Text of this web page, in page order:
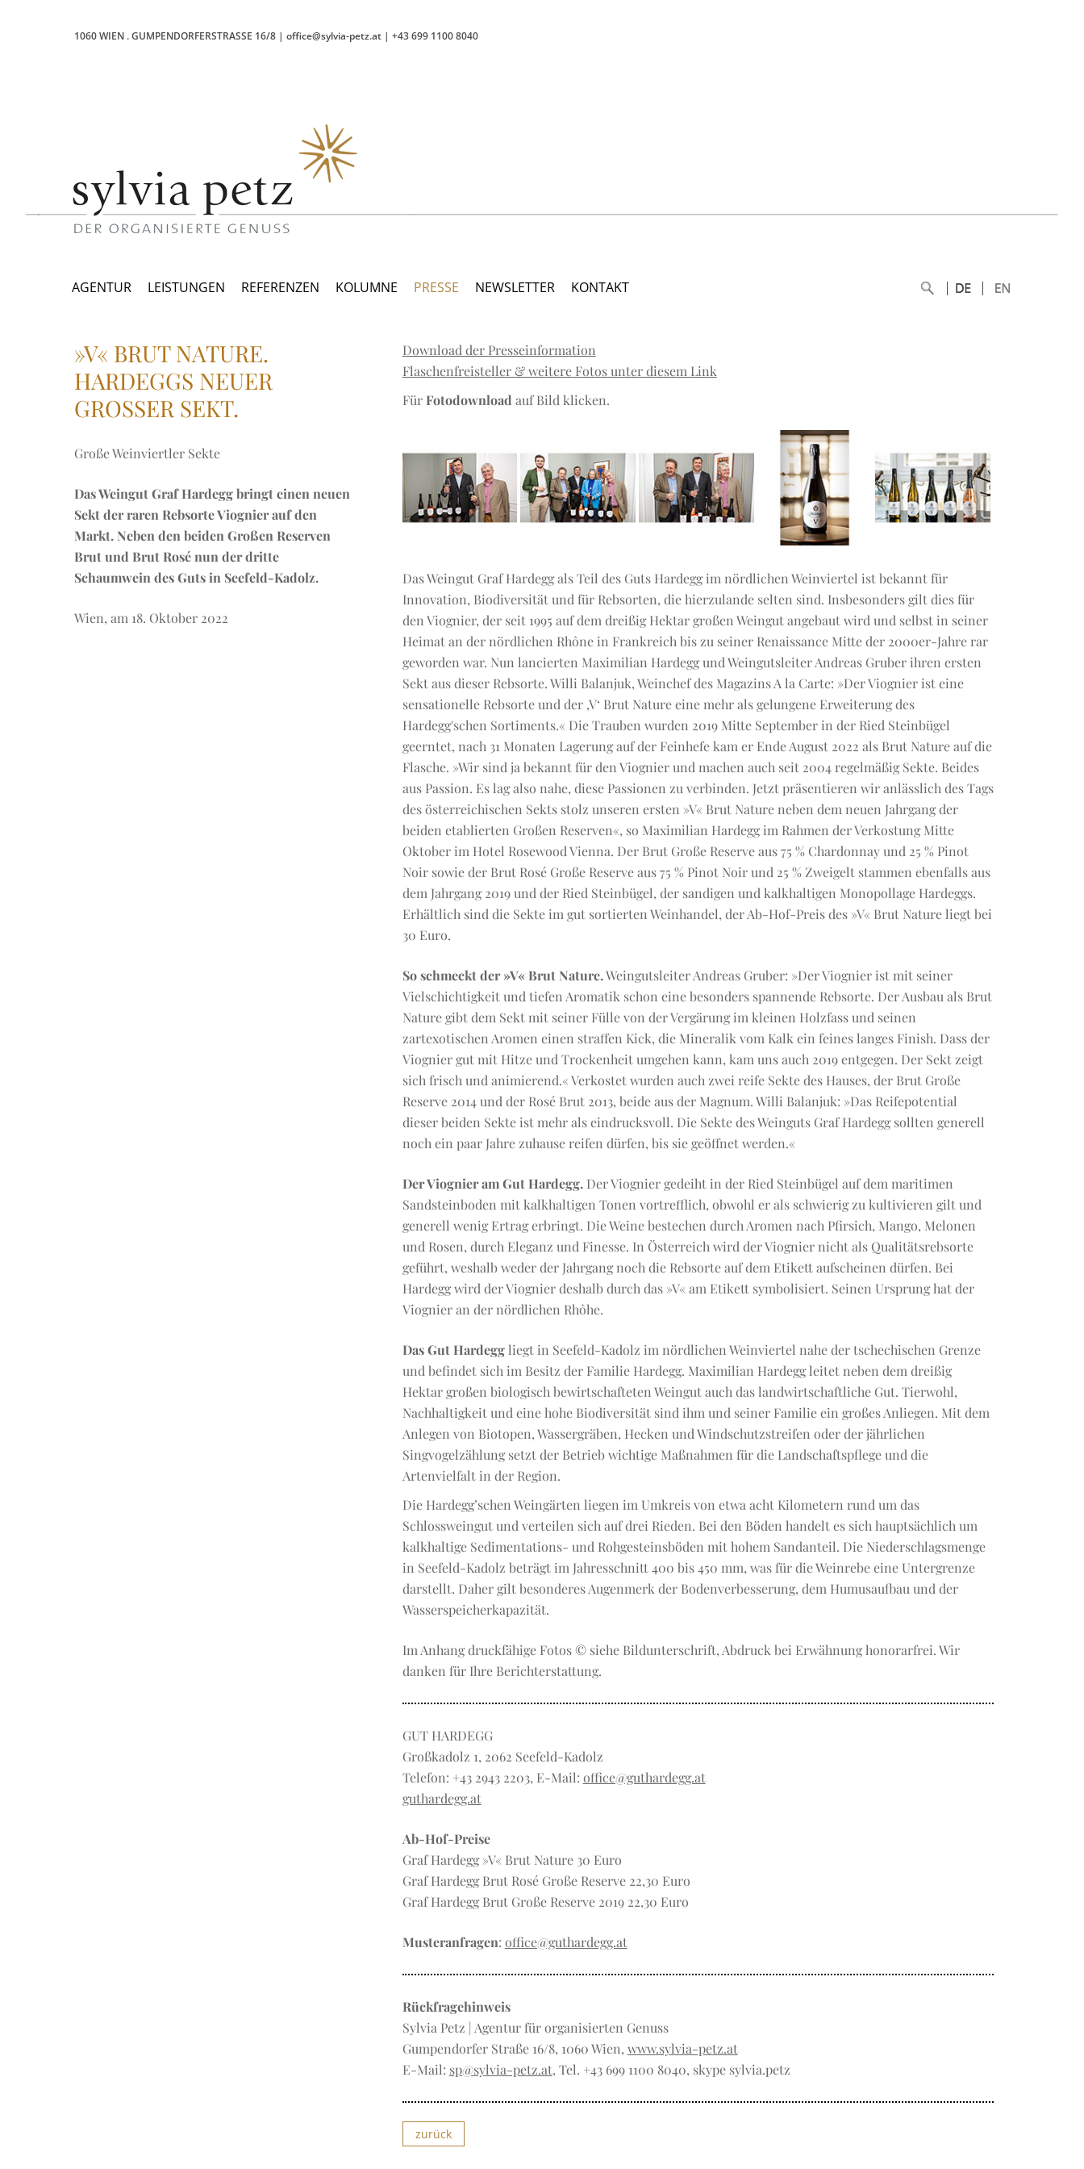
1060 WIEN .GUMPENDORFERSTRASSE 16/8 | office@sylvia-petz.at | +43 699 1100 8040
AGENTUR LEISTUNGEN REFERENZEN KOLUMNE PRESSE NEWSLETTER KONTAKT
»V« BRUT NATURE.
HARDEGGS NEUER
GROSSER SEKT.
Große Weinviertler Sekte
Das Weingut Graf Hardegg bringt einen neuen
Sekt der raren Rebsorte Viognier auf den
Markt. Neben den beiden Großen Reserven
Brut und Brut Rosé nun der dritte
Schaumwein des Guts in Seefeld-Kadolz.
Wien, am 18. Oktober 2022
Download der Presseinformation
Flaschenfreisteller & weitere Fotos unter diesem Link
Für Fotodownload auf Bild klicken.
Das Weingut Graf Hardegg als Teil des Guts Hardegg im nördlichen Weinviertel ist bekannt für
Innovation, Biodiversität und für Rebsorten, die hierzulande selten sind. Insbesonders gilt dies für
den Viognier, der seit 1995 auf dem dreißig Hektar großen Weingut angebaut wird und selbst in seiner
Heimat an der nördlichen Rhône in Frankreich bis zu seiner Renaissance Mitte der 2000er-Jahre rar
geworden war. Nun lancierten Maximilian Hardegg und Weingutsleiter Andreas Gruber ihren ersten
Sekt aus dieser Rebsorte. Willi Balanjuk, Weinchef des Magazins A la Carte: »Der Viognier ist eine
sensationelle Rebsorte und der ‚V‘ Brut Nature eine mehr als gelungene Erweiterung des
Hardegg'schen Sortiments.« Die Trauben wurden 2019 Mitte September in der Ried Steinbügel
geerntet, nach 31 Monaten Lagerung auf der Feinhefe kam er Ende August 2022 als Brut Nature auf die
Flasche. »Wir sind ja bekannt für den Viognier und machen auch seit 2004 regelmäßig Sekte. Beides
aus Passion. Es lag also nahe, diese Passionen zu verbinden. Jetzt präsentieren wir anlässlich des Tags
des österreichischen Sekts stolz unseren ersten »V« Brut Nature neben dem neuen Jahrgang der
beiden etablierten Großen Reserven«, so Maximilian Hardegg im Rahmen der Verkostung Mitte
Oktober im Hotel Rosewood Vienna. Der Brut Große Reserve aus 75 % Chardonnay und 25 % Pinot
Noir sowie der Brut Rosé Große Reserve aus 75 % Pinot Noir und 25 % Zweigelt stammen ebenfalls aus
dem Jahrgang 2019 und der Ried Steinbügel, der sandigen und kalkhaltigen Monopollage Hardeggs.
Erhältlich sind die Sekte im gut sortierten Weinhandel, der Ab-Hof-Preis des »V« Brut Nature liegt bei
30 Euro.
So schmeckt der »V« Brut Nature.Weingutsleiter Andreas Gruber: »Der Viognier ist mit seiner
Vielschichtigkeit und tiefen Aromatik schon eine besonders spannende Rebsorte. Der Ausbau als Brut
Nature gibt dem Sekt mit seiner Fülle von der Vergärung im kleinen Holzfass und seinen
zartexotischen Aromen einen straffen Kick, die Mineralik vom Kalk ein feines langes Finish. Dass der
Viognier gut mit Hitze und Trockenheit umgehen kann, kam uns auch 2019 entgegen. Der Sekt zeigt
sich frisch und animierend.« Verkostet wurden auch zwei reife Sekte des Hauses, der Brut Große
Reserve 2014 und der Rosé Brut 2013, beide aus der Magnum. Willi Balanjuk: »Das Reifepotential
dieser beiden Sekte ist mehr als eindrucksvoll. Die Sekte des Weinguts Graf Hardegg sollten generell
noch ein paar Jahre zuhause reifen dürfen, bis sie geöffnet werden.«
Der Viognier am Gut Hardegg.Der Viognier gedeiht in der Ried Steinbügel auf dem maritimen
Sandsteinboden mit kalkhaltigen Tonen vortrefflich, obwohl er als schwierig zu kultivieren gilt und
generell wenig Ertrag erbringt. Die Weine bestechen durch Aromen nach Pfirsich, Mango, Melonen
und Rosen, durch Eleganz und Finesse. In Österreich wird der Viognier nicht als Qualitätsrebsorte
geführt, weshalb weder der Jahrgang noch die Rebsorte auf dem Etikett aufscheinen dürfen. Bei
Hardegg wird der Viognier deshalb durch das »V« am Etikett symbolisiert. Seinen Ursprung hat der
Viognier an der nördlichen Rhôhe.
Das Gut Hardeggliegt in Seefeld-Kadolz im nördlichen Weinviertel nahe der tschechischen Grenze
und befindet sich im Besitz der Familie Hardegg. Maximilian Hardegg leitet neben dem dreißig
Hektar großen biologisch bewirtschafteten Weingut auch das landwirtschaftliche Gut. Tierwohl,
Nachhaltigkeit und eine hohe Biodiversität sind ihm und seiner Familie ein großes Anliegen. Mit dem
Anlegen von Biotopen, Wassergräben, Hecken und Windschutzstreifen oder der jährlichen
Singvogelzählung setzt der Betrieb wichtige Maßnahmen für die Landschaftspflege und die
Artenvielfalt in der Region.
Die Hardegg’schen Weingärten liegen im Umkreis von etwa acht Kilometern rund um das
Schlossweingut und verteilen sich auf drei Rieden. Bei den Böden handelt es sich hauptsächlich um
kalkhaltige Sedimentations- und Rohgesteinsböden mit hohem Sandanteil. Die Niederschlagsmenge
in Seefeld-Kadolz beträgt im Jahresschnitt 400 bis 450 mm, was für die Weinrebe eine Untergrenze
darstellt. Daher gilt besonderes Augenmerk der Bodenverbesserung, dem Humusaufbau und der
Wasserspeicherkapazität.
Im Anhang druckfähige Fotos © siehe Bildunterschrift, Abdruck bei Erwähnung honorarfrei. Wir
danken für Ihre Berichterstattung.
GUT HARDEGG
Großkadolz 1, 2062 Seefeld-Kadolz
Telefon: +43 2943 2203, E-Mail: office@guthardegg.at
guthardegg.at
Ab-Hof-Preise
Graf Hardegg »V« Brut Nature 30 Euro
Graf Hardegg Brut Rosé Große Reserve 22,30 Euro
Graf Hardegg Brut Große Reserve 2019 22,30 Euro
Musteranfragen: office@guthardegg.at
Rückfragehinweis
Sylvia Petz | Agentur für organisierten Genuss
Gumpendorfer Straße 16/8, 1060 Wien, www.sylvia-petz.at
E-Mail: sp@sylvia-petz.at, Tel. +43 699 1100 8040, skype sylvia.petz
zurück